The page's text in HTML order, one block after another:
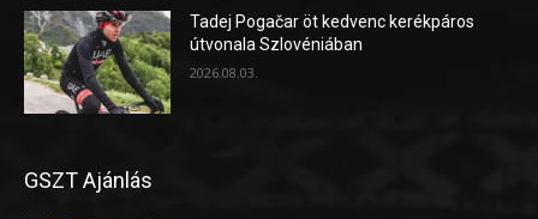
Tadej Pogačar öt kedvenc kerékpáros
útvonala Szlovéniában
2026.08.03.
GSZT Ajánlás